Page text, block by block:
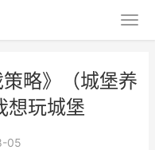
策略》（城堡养
想玩城堡
05